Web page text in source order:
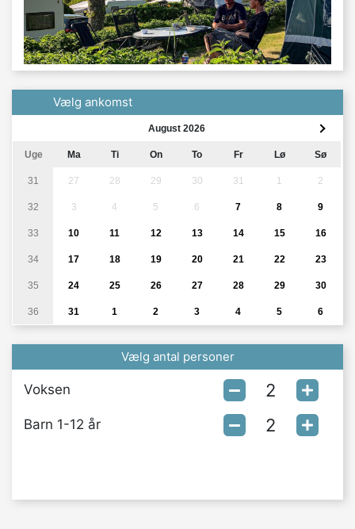
Vælg ankomst
August 2026
Uge Ma Ti On To Fr Lø Sø
31 27 28 29 30 31 1 2
32 3 4 5 6 7 8 9
33 10 11 12 13 14 15 16
34 17 18 19 20 21 22 23
35 24 25 26 27 28 29 30
36 31 1 2 3 4 5 6
Vælg antal personer
Voksen
Barn 1-12 år